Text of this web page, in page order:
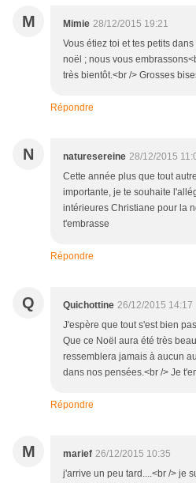
M Mimie 28/12/2015 19:21
Vous étiez toi et tes petits
noël ; nous vous
très bientôt.<br /> Grosses
Répondre
N naturesereine 28/12/2015
Cette année plus que tout
importante, je te souhaite
intérieures Christiane pour la
t'embrasse
Répondre
Q Quichottine 26/12/2015 14:17
J'espère que tout s'est bien
Que ce Noël aura été très
ressemblera jamais à aucun
dans nos pensées.<br /> Je
Répondre
M marief 26/12/2015 10:35
j'arrive un peu tard....<br /> je